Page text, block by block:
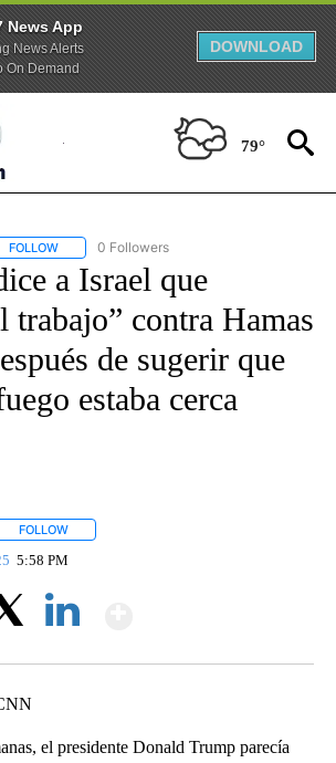
News App
News Alerts
On Demand
DOWNLOAD
79°
FOLLOW FOLLOW "CNN - SPANISH" TO RECEIVE
0 Followers
a Israel que
trabajo” contra Hamas
de sugerir que
estaba cerca
FOLLOW
5:58 PM
el presidente Donald Trump parecía